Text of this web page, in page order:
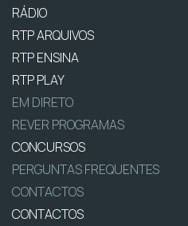
RÁDIO
RTP ARQUIVOS
RTP ENSINA
RTP PLAY
EM DIRETO
REVER PROGRAMAS
CONCURSOS
PERGUNTAS FREQUENTES
CONTACTOS
CONTACTOS